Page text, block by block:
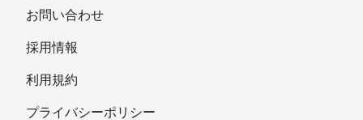
お問い合わせ
採用情報
利用規約
プライバシーポリシー